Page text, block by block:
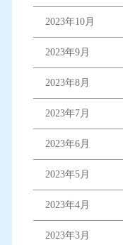
2023年10月
2023年9月
2023年8月
2023年7月
2023年6月
2023年5月
2023年4月
2023年3月